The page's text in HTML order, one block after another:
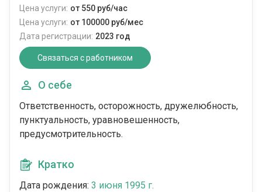
Цена услуги: от 550 руб/час
Цена услуги: от 100000 руб/мес
Дата регистрации: 2023 год
Связаться с работником
О себе
Ответственность, осторожность, дружелюбность,
пунктуальность, уравновешенность,
предусмотрительность.
Кратко
Дата рождения: 3 июня 1995 г.